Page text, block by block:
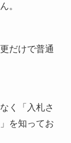
。
だけで普通
く「入札さ
を知ってお